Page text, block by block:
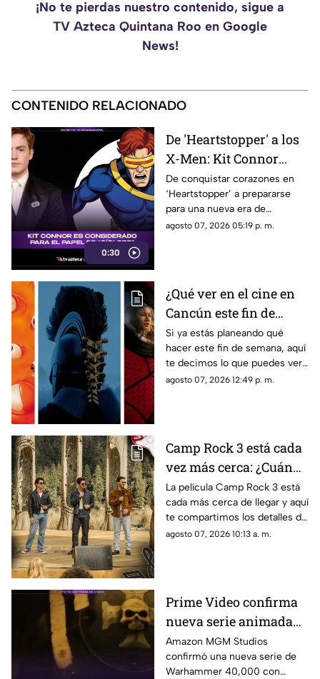
¡No te pierdas nuestro contenido, sigue a
TV Azteca Quintana Roo en Google
News!
CONTENIDO RELACIONADO
0:30
De 'Heartstopper' a los
X-Men: Kit Connor
podría llegar al
universo Marvel como
Cíclope
De conquistar corazones en
‘Heartstopper’ a prepararse
para una nueva era de
superhéroes. Kit Connor
agosto 07, 2026 05:19 p. m.
¿Qué ver en el cine en
Cancún este fin de
semana del 7 al 9 de
agosto de 2026?
Cartelera y
recomendaciones de
Si ya estás planeando qué
hacer este fin de semana, aquí
te decimos lo que puedes ver
en el cine en Cancún del 7 al 9
agosto 07, 2026 12:49 p. m.
Camp Rock 3 está cada
vez más cerca: ¿Cuándo
y en dónde se estrenará
la nueva película de los
Jonas Brothers?
La película Camp Rock 3 está
cada más cerca de llegar y aquí
te compartimos los detalles de
cuándo y dónde se estrenará la
agosto 07, 2026 10:13 a. m.
Prime Video confirma
nueva serie animada
de Warhammer 40,000
con Henry Cavill
Amazon MGM Studios
confirmó una nueva serie de
Warhammer 40,000 con